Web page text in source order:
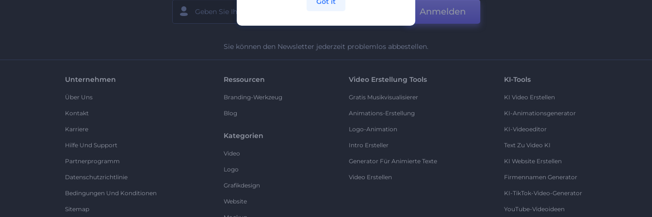
Anmelden
Sie können den Newsletter jederzeit problemlos abbestellen.
Unternehmen
Über Uns
Kontakt
Karriere
Hilfe Und Support
Partnerprogramm
Datenschutzrichtlinie
Bedingungen Und Konditionen
Sitemap
Ressourcen
Branding-Werkzeug
Blog
Kategorien
Video
Logo
Grafikdesign
Website
Video Erstellung Tools
Gratis Musikvisualisierer
Animations-Erstellung
Logo-Animation
Intro Ersteller
Generator Für Animierte Texte
Video Erstellen
KI-Tools
KI Video Erstellen
KI-Animationsgenerator
KI-Videoeditor
Text Zu Video KI
KI Website Erstellen
Firmennamen Generator
KI-TikTok-Video-Generator
YouTube-Videoideen